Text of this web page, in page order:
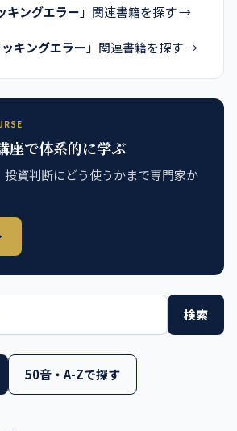
キングエラー 」関連書籍を探す →
ッキングエラー 」関連書籍を探す →
座で体系的に学ぶ
投資判断にどう使うかまで専門家か
検索
50音・A-Zで探す